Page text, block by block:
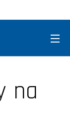
na